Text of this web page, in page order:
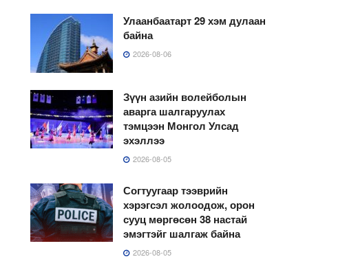
Улаанбаатарт 29 хэм дулаан
байна
2026-08-06
Зүүн азийн волейболын
аварга шалгаруулах
тэмцээн Монгол Улсад
эхэллээ
2026-08-05
Согтуугаар тээврийн
хэрэгсэл жолоодож, орон
сууц мөргөсөн 38 настай
эмэгтэйг шалгаж байна
2026-08-05